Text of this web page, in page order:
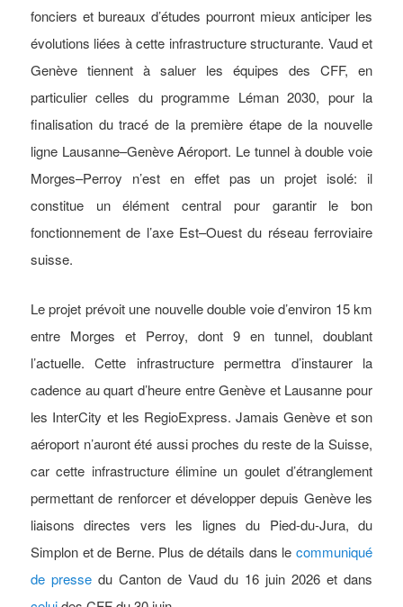
fonciers et bureaux d’études pourront mieux anticiper les
évolutions liées à cette infrastructure structurante. Vaud et
Genève tiennent à saluer les équipes des CFF, en
particulier celles du programme Léman 2030, pour la
finalisation du tracé de la première étape de la nouvelle
ligne Lausanne–Genève Aéroport. Le tunnel à double voie
Morges–Perroy n’est en effet pas un projet isolé: il
constitue un élément central pour garantir le bon
fonctionnement de l’axe Est–Ouest du réseau ferroviaire
suisse.
Le projet prévoit une nouvelle double voie d’environ 15 km
entre Morges et Perroy, dont 9 en tunnel, doublant
l’actuelle. Cette infrastructure permettra d’instaurer la
cadence au quart d’heure entre Genève et Lausanne pour
les InterCity et les RegioExpress. Jamais Genève et son
aéroport n’auront été aussi proches du reste de la Suisse,
car cette infrastructure élimine un goulet d’étranglement
permettant de renforcer et développer depuis Genève les
liaisons directes vers les lignes du Pied-du-Jura, du
Simplon et de Berne. Plus de détails dans le communiqué
de presse du Canton de Vaud du 16 juin 2026 et dans